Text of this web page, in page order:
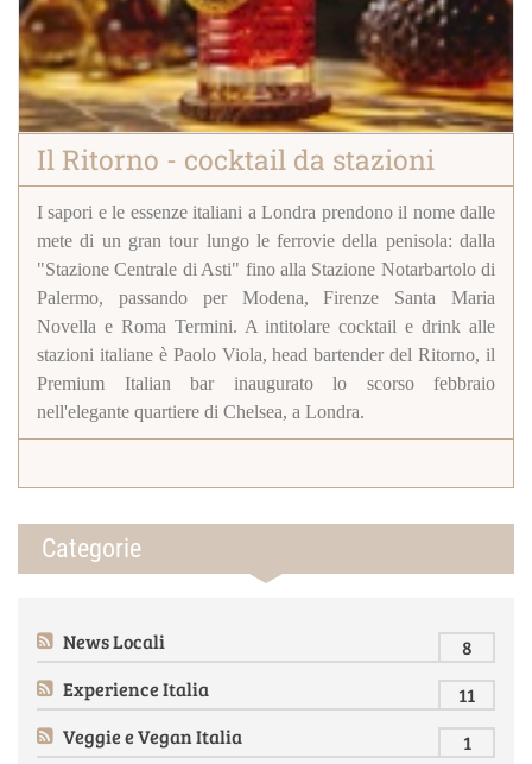
Il Ritorno - cocktail da stazioni
I sapori e le essenze italiani a Londra prendono il nome dalle
mete di un gran tour lungo le ferrovie della penisola: dalla
"Stazione Centrale di Asti" fino alla Stazione Notarbartolo di
Palermo, passando per Modena, Firenze Santa Maria
Novella e Roma Termini. A intitolare cocktail e drink alle
stazioni italiane è Paolo Viola, head bartender del Ritorno, il
Premium Italian bar inaugurato lo scorso febbraio
nell'elegante quartiere di Chelsea, a Londra.
Categorie
News Locali
8
Experience Italia
11
Veggie e Vegan Italia
1